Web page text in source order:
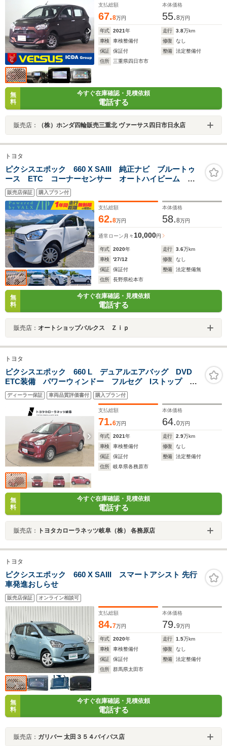
支払総額
67.8万円
本体価格
55.8万円
年式 2021年 走行 3.8万km
車検
車検整備付 修復
なし
保証
保証付 整備
法定整備付
住所
三重県四日市市
無
料
今すぐ在庫確認・見積依頼
電話する
販売店： （株）ホンダ四輪販売三重北 ヴァーサス四日市日永店
トヨタ
ピクシスエポック 660 X SAIII 純正ナビ ブルートゥ
ース ETC コーナーセンサー オートハイビーム 衝
突軽減ブレーキ アイドリングストップ レーンキープ
アシスト 令和2年車 距離3.6万キロ 車検9年12月ま
で 一年間保証付き
販売店保証 購入プラン付
支払総額
62.8万円
本体価格
58.8万円
通常ローン 月々 10,000円
年式 2020年 走行 3.6万km
車検
'27/12 修復
なし
保証
保証付 整備
法定整備無
住所
長野県松本市
無
料
今すぐ在庫確認・見積依頼
電話する
販売店： オートショップバルクス Ｚｉｐ
トヨタ
ピクシスエポック 660 L デュアルエアバッグ DVD
ETC装備 パワーウィンドー フルセグ Iストップ 横
滑り防止 エアバック キーレス ABS エアコン パ
ワーステアリング ミュージックプレイヤー接続可
ディーラー保証 車両品質評価書付 購入プラン付
支払総額
71.6万円
本体価格
64.0万円
年式 2021年 走行 2.9万km
車検
車検整備付 修復
なし
保証
保証付 整備
法定整備付
住所
岐阜県各務原市
無
料
今すぐ在庫確認・見積依頼
電話する
販売店： トヨタカローラネッツ岐阜（株） 各務原店
トヨタ
ピクシスエポック 660 X SAIII スマートアシスト 先行
車発進おしらせ
販売店保証 オンライン相談可
支払総額
84.7万円
本体価格
79.9万円
年式 2020年 走行 1.5万km
車検
車検整備付 修復
なし
保証
保証付 整備
法定整備付
住所
群馬県太田市
無
料
今すぐ在庫確認・見積依頼
電話する
販売店： ガリバー 太田３５４バイパス店